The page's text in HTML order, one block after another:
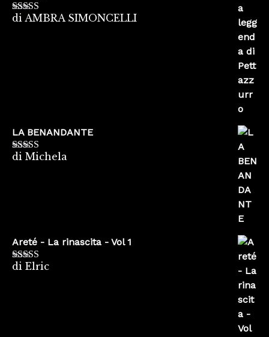
Valutato5su
di AMBRA SIMONCELLI
LA BENANDANTE
Valutato5su
di Michela
Areté - La rinascita - Vol 1
Valutato5
di Elric